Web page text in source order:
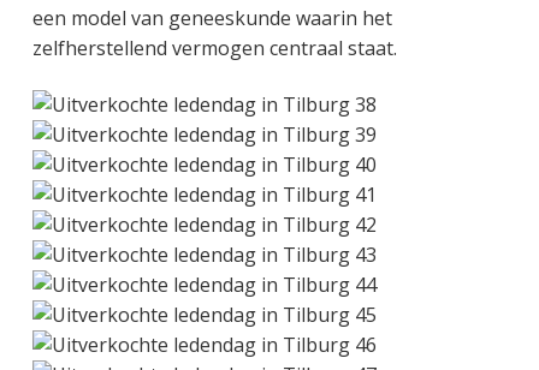
een model van geneeskunde waarin het
zelfherstellend vermogen centraal staat.